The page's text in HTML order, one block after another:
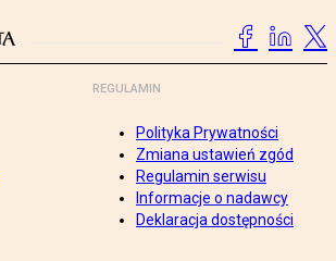
REGULAMIN
Polityka Prywatności
Zmiana ustawień zgód
Regulamin serwisu
Informacje o nadawcy
Deklaracja dostępności